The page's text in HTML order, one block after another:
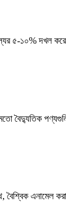
৫-১০% দখল
বৈদ্যুতিক
এনামেল